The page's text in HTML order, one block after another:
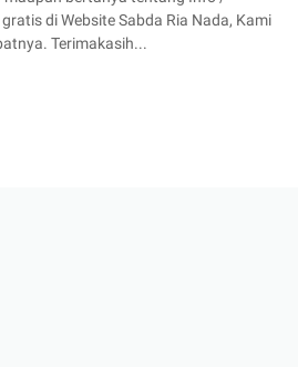
di Website Sabda Ria Nada, Kami
Terimakasih...